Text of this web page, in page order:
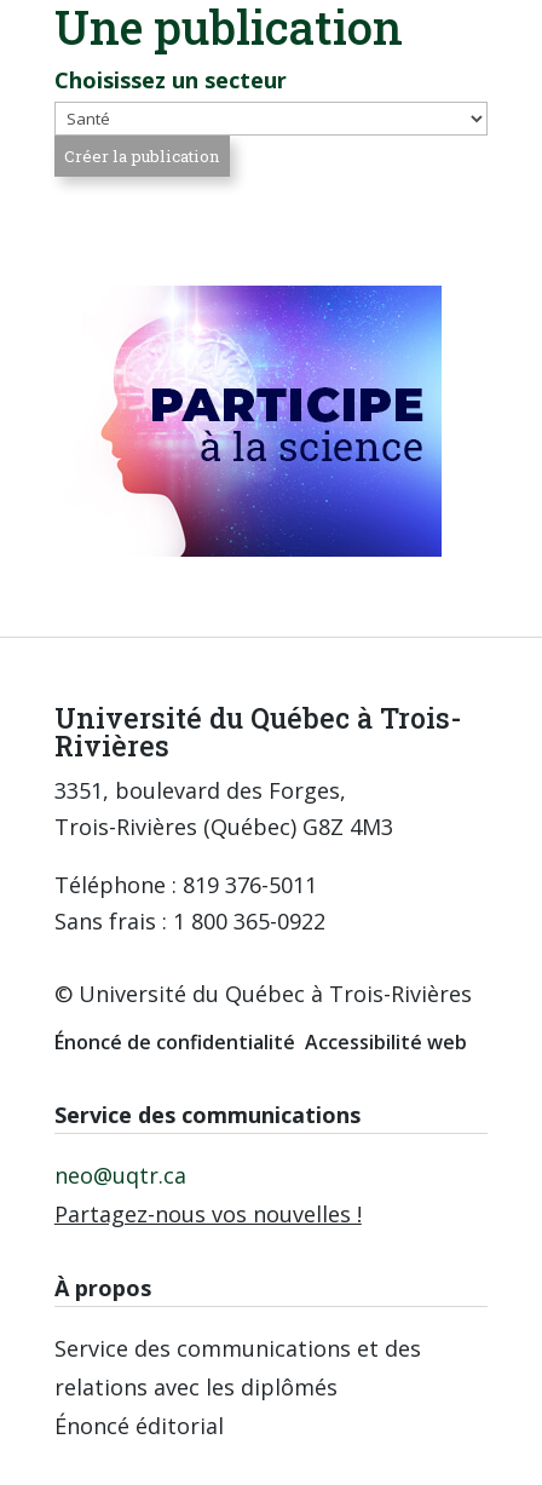
Une publication
Choisissez un secteur
Université du Québec à Trois-
Rivières
3351, boulevard des Forges,
Trois-Rivières (Québec) G8Z 4M3
Téléphone : 819 376-5011
Sans frais : 1 800 365-0922
© Université du Québec à Trois-Rivières
Énoncé de confidentialité Accessibilité web
Service des communications
neo@uqtr.ca
Partagez-nous vos nouvelles !
À propos
Service des communications et des
relations avec les diplômés
Énoncé éditorial